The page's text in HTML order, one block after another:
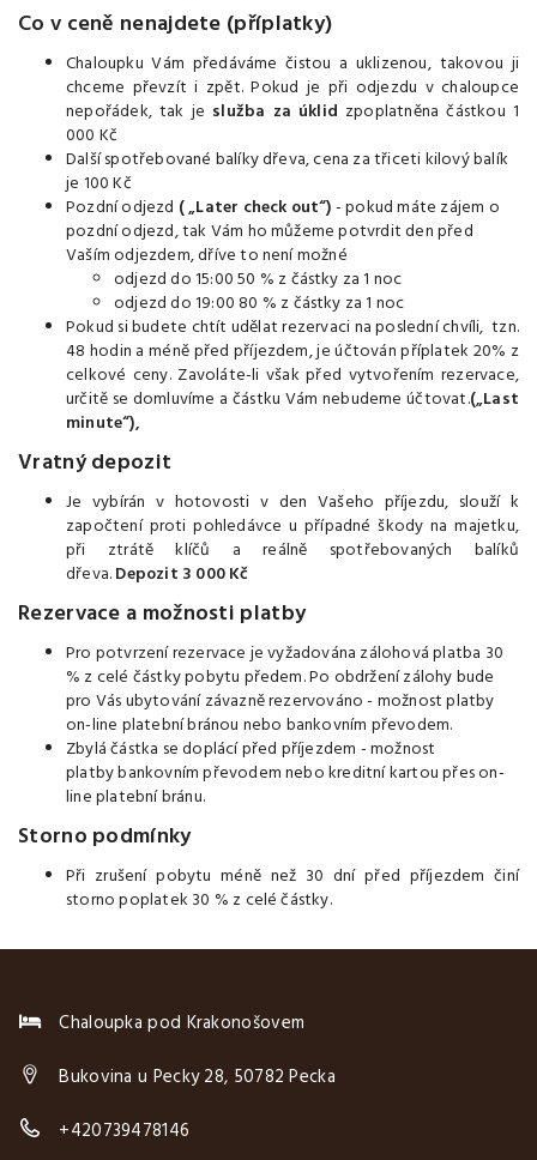
Co v ceně nenajdete (příplatky)
Chaloupku Vám předáváme čistou a uklizenou, takovou ji
chceme převzít i zpět. Pokud je při odjezdu v chaloupce
nepořádek, tak je služba za úklid zpoplatněna částkou 1
000 Kč
Další spotřebované balíky dřeva, cena za třiceti kilový balík
je 100 Kč
Pozdní odjezd ( „Later check out“)- pokud máte zájem o
pozdní odjezd, tak Vám ho můžeme potvrdit den před
Vaším odjezdem, dříve to není možné
odjezd do 15:00 50 % z částky za 1 noc
odjezd do 19:00 80 % z částky za 1 noc
Pokud si budete chtít udělat rezervaci na poslední chvíli, tzn.
48 hodin a méně před příjezdem, je účtován příplatek 20% z
celkové ceny. Zavoláte-li však před vytvořením rezervace,
určitě se domluvíme a částku Vám nebudeme účtovat.(„Last
minute“),
Vratný depozit
Je vybírán v hotovosti v den Vašeho příjezdu, slouží k
započtení proti pohledávce u případné škody na majetku,
při ztrátě klíčů a reálně spotřebovaných balíků
dřeva.Depozit 3 000 Kč
Rezervace a možnosti platby
Pro potvrzení rezervace je vyžadována zálohová platba 30
% z celé částky pobytu předem. Po obdržení zálohy bude
pro Vás ubytování závazně rezervováno - možnost platby
on-line platební bránou nebo bankovním převodem.
Zbylá částka se doplácí před příjezdem - možnost
platbybankovním převodem nebo kreditní kartou přes on-
line platební bránu.
Storno podmínky
Při zrušení pobytu méně než 30 dní před příjezdem činí
storno poplatek 30 % z celé částky.
Chaloupka pod Krakonošovem
Bukovina u Pecky 28, 50782 Pecka
+420739478146